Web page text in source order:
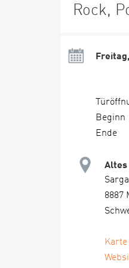
Rock,
Beginn
Ende
Altes
8887